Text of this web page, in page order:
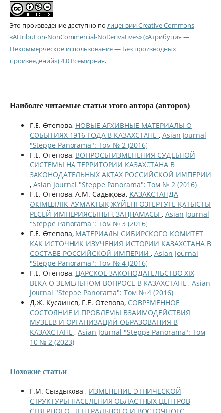
Это произведение доступно по лицензии Creative Commons
«Attribution-NonCommercial-NoDerivatives» («Атрибуция —
Некоммерческое использование — Без производных
произведений») 4.0 Всемирная.
Наиболее читаемые статьи этого автора (авторов)
Г.Е. Өтепова, НОВЫЕ АРХИВНЫЕ МАТЕРИАЛЫ О
СОБЫТИЯХ 1916 ГОДА В КАЗАХСТАНЕ , Asian Journal
"Steppe Panorama": Том № 2 (2016)
Г.Е. Өтепова, ВОПРОСЫ ИЗМЕНЕНИЯ СУДЕБНОЙ
СИСТЕМЫ НА ТЕРРИТОРИИ КАЗАХСТАНА В
ЗАКОНОДАТЕЛЬНЫХ АКТАХ РОССИЙСКОЙ ИМПЕРИИ
, Asian Journal "Steppe Panorama": Том № 2 (2016)
Г.Е. Өтепова, А.М. Садықова, ҚАЗАҚСТАНДА
ƏКІМШІЛІК-АУМАҚТЫҚ ЖҮЙЕНІ ӨЗГЕРТУГЕ ҚАТЫСТЫ
РЕСЕЙ ИМПЕРИЯСЫНЫҢ ЗАҢНАМАСЫ , Asian Journal
"Steppe Panorama": Том № 3 (2016)
Г.Е. Өтепова, МАТЕРИАЛЫ СИБИРСКОГО КОМИТЕТ
КАК ИСТОЧНИК ИЗУЧЕНИЯ ИСТОРИИ КАЗАХСТАНА В
СОСТАВЕ РОССИЙСКОЙ ИМПЕРИИ , Asian Journal
"Steppe Panorama": Том № 4 (2016)
Г.Е. Өтепова, ЦАРСКОЕ ЗАКОНОДАТЕЛЬСТВО XIX
ВЕКА О ЗЕМЕЛЬНОМ ВОПРОСЕ В КАЗАХСТАНЕ , Asian
Journal "Steppe Panorama": Том № 4 (2016)
Д.Ж. Кусаинов, Г.Е. Отепова, СОВРЕМЕННОЕ
СОСТОЯНИЕ И ПРОБЛЕМЫ ВЗАИМОДЕЙСТВИЯ
МУЗЕЕВ И ОРГАНИЗАЦИЙ ОБРАЗОВАНИЯ В
КАЗАХСТАНЕ , Asian Journal "Steppe Panorama": Том
10 № 2 (2023)
Похожие статьи
Г.М. Сыздыкова , ИЗМЕНЕНИЕ ЭТНИЧЕСКОЙ
СТРУКТУРЫ НАСЕЛЕНИЯ ОБЛАСТНЫХ ЦЕНТРОВ
СЕВЕРНОГО, ЦЕНТРАЛЬНОГО И ВОСТОЧНОГО